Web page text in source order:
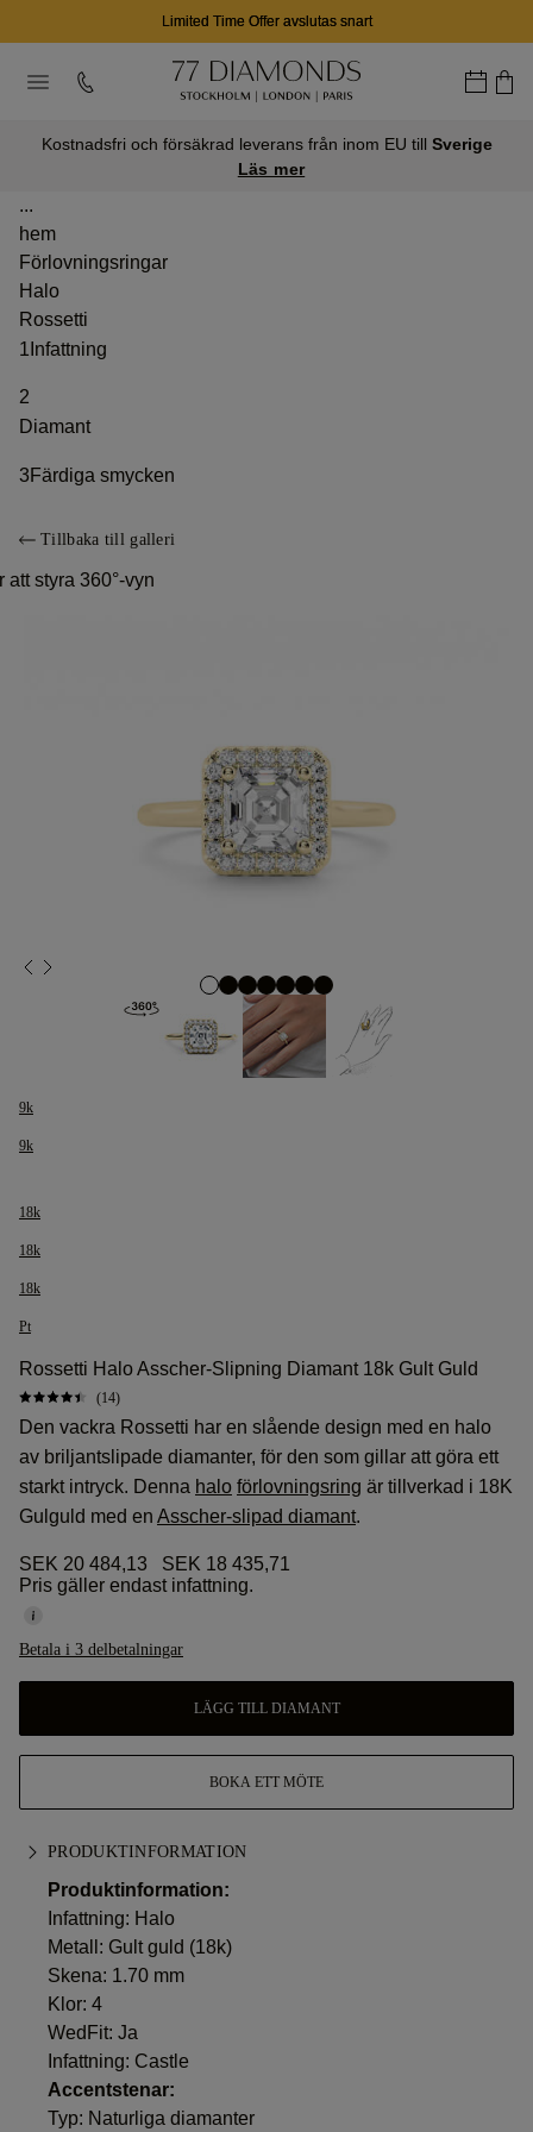
Limited Time Offer avslutas snart
Kostnadsfri och försäkrad leverans från inom EU till Sverige
Läs mer
...
hem
Förlovningsringar
Halo
Rossetti
1 Infattning
2
Diamant
3 Färdiga smycken
Tillbaka till galleri
att styra 360°-vyn
9k
9k
18k
18k
18k
Pt
Rossetti Halo Asscher-Slipning Diamant 18k Gult Guld
(14)
Den vackra Rossetti har en slående design med en halo
av briljantslipade diamanter, för den som gillar att göra ett
starkt intryck. Denna halo förlovningsring är tillverkad i 18K
Gulguld med en Asscher-slipad diamant.
SEK 20 484,13
SEK 18 435,71
Pris gäller endast infattning.
Betala i 3 delbetalningar
LÄGG TILL DIAMANT
BOKA ETT MÖTE
PRODUKTINFORMATION
Produktinformation:
Infattning: Halo
Metall: Gult guld (18k)
Skena: 1.70 mm
Klor: 4
WedFit: Ja
Infattning: Castle
Accentstenar:
Typ: Naturliga diamanter